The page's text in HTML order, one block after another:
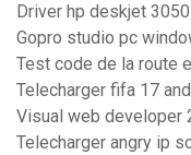
Driver hp deskjet
Gopro studio pc
Test code de la route
Telecharger fifa 17
Visual web developer
Telecharger angry ip